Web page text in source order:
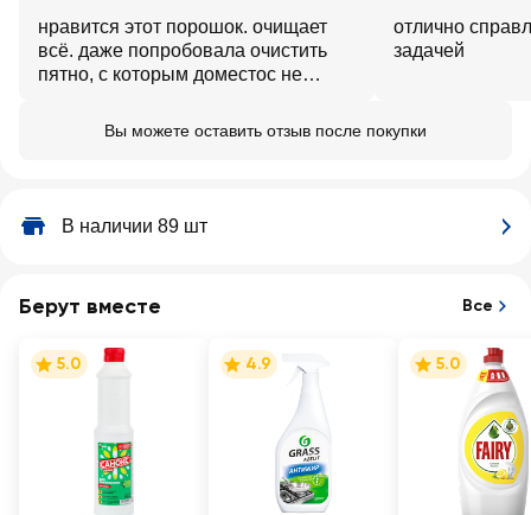
нравится этот порошок. очищает
всё. даже попробовала очистить
пятно, с которым доместос не
отлично
задачей
Вы можете оставить отзыв после покупки
В наличии 89 шт
Берут вместе Все
5.0 4.9 5.0